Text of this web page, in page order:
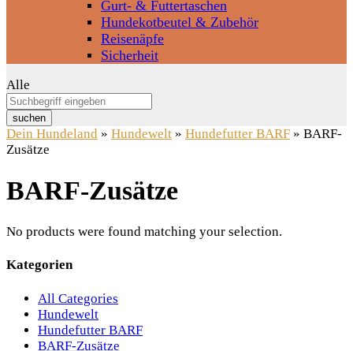
Gurt- & Futtertaschen
Hundekotbeutel & Zubehör
Reisenäpfe
Sicherheit
Alle
suchen
Dein Hundeland » Hundewelt » Hundefutter BARF » BARF-
Zusätze
BARF-Zusätze
No products were found matching your selection.
Kategorien
All Categories
Hundewelt
Hundefutter BARF
BARF-Zusätze